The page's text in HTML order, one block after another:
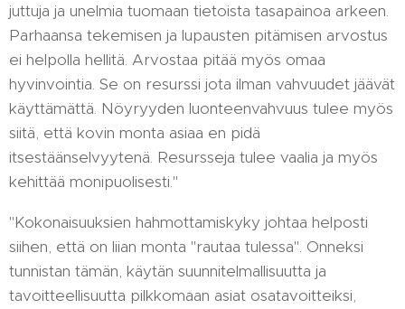
juttuja ja unelmia tuomaan tietoista tasapainoa arkeen.
Parhaansa tekemisen ja lupausten pitämisen arvostus
ei helpolla hellitä. Arvostaa pitää myös omaa
hyvinvointia. Se on resurssi jota ilman vahvuudet jäävät
käyttämättä. Nöyryyden luonteenvahvuus tulee myös
siitä, että kovin monta asiaa en pidä
itsestäänselvyytenä. Resursseja tulee vaalia ja myös
kehittää monipuolisesti."
"Kokonaisuuksien hahmottamiskyky johtaa helposti
siihen, että on liian monta "rautaa tulessa". Onneksi
tunnistan tämän, käytän suunnitelmallisuutta ja
tavoitteellisuutta pilkkomaan asiat osatavoitteiksi,